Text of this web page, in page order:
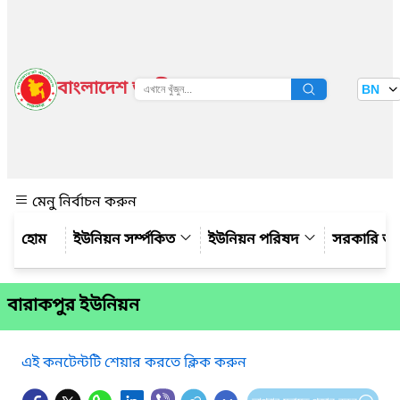
বাংলাদেশ জাতীয় তথ্য বাতায়ন BN
মেনু নির্বাচন করুন
ইউনিয়ন সর্ম্পকিত
ইউনিয়ন পরিষদ সরকারি
বারাকপুর ইউনিয়ন
এই কনটেন্টটি শেয়ার করতে ক্লিক করুন